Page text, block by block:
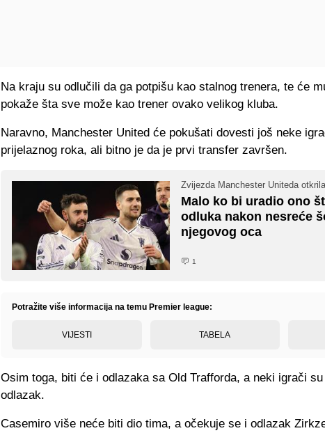
Na kraju su odlučili da ga potpišu kao stalnog trenera, te će
pokaže šta sve može kao trener ovako velikog kluba.
Naravno, Manchester United će pokušati dovesti još neke
prijelaznog roka, ali bitno je da je prvi transfer završen.
Zvijezda Manchester Uniteda otkrila
Malo ko bi uradio ono
odluka nakon nesreće
njegovog oca
1
Potražite više informacija na temu Premier league:
VIJESTI TABELA
Osim toga, biti će i odlazaka sa Old Trafforda, a neki igrači
odlazak.
Casemiro više neće biti dio tima, a očekuje se i odlazak